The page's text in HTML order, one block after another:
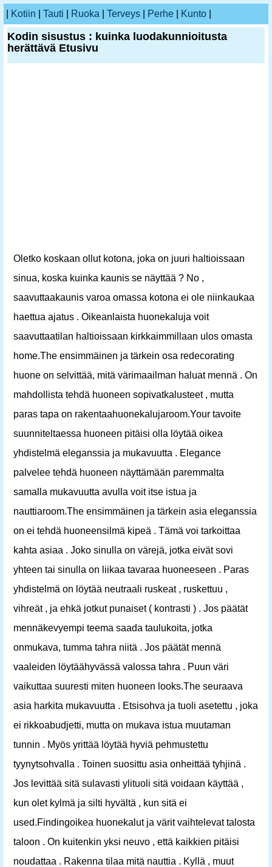
Kotiin Tauti Ruoka Terveys Perhe Kunto
Kodin sisustus : kuinka luodakunnioitusta
herättävä Etusivu
Oletko koskaan ollut kotona, joka on juuri haltioissaan
sinua, koska kuinka kaunis se näyttää ? No ,
saavuttaakaunis varoa omassa kotona ei ole niinkaukaa
haettua ajatus . Oikeanlaista huonekaluja voit
saavuttaatilan haltioissaan kirkkaimmillaan ulos omasta
home.The ensimmäinen ja tärkein osa redecorating
huone on selvittää, mitä värimaailman haluat mennä . On
mahdollista tehdä huoneen sopivatkalusteet , mutta
paras tapa on rakentaahuonekalujaroom.Your tavoite
suunniteltaessa huoneen pitäisi olla löytää oikea
yhdistelmä eleganssia ja mukavuutta . Elegance
palvelee tehdä huoneen näyttämään paremmalta
samalla mukavuutta avulla voit itse istua ja
nauttiaroom.The ensimmäinen ja tärkein asia eleganssia
on ei tehdä huoneensilmä kipeä . Tämä voi tarkoittaa
kahta asiaa . Joko sinulla on värejä, jotka eivät sovi
yhteen tai sinulla on liikaa tavaraa huoneeseen . Paras
yhdistelmä on löytää neutraali ruskeat , ruskettuu ,
vihreät , ja ehkä jotkut punaiset ( kontrasti ) . Jos päätät
mennäkevyempi teema saada taulukoita, jotka
onmukava, tumma tahra niitä . Jos päätät mennä
vaaleiden löytäähyvässä valossa tahra . Puun väri
vaikuttaa suuresti miten huoneen looks.The seuraava
asia harkita mukavuutta . Etsisohva ja tuoli asetettu , joka
ei rikkoabudjetti, mutta on mukava istua muutaman
tunnin . Myös yrittää löytää hyviä pehmustettu
tyynytsohvalla . Toinen suosittu asia onheittää tyhjinä .
Jos levittää sitä sulavasti ylituoli sitä voidaan käyttää ,
kun olet kylmä ja silti hyvältä , kun sitä ei
used.Findingoikea huonekalut ja värit vaihtelevat talosta
taloon . On kuitenkin yksi neuvo , että kaikkien pitäisi
noudattaa . Rakenna tilaa mitä nauttia . Kyllä , muut